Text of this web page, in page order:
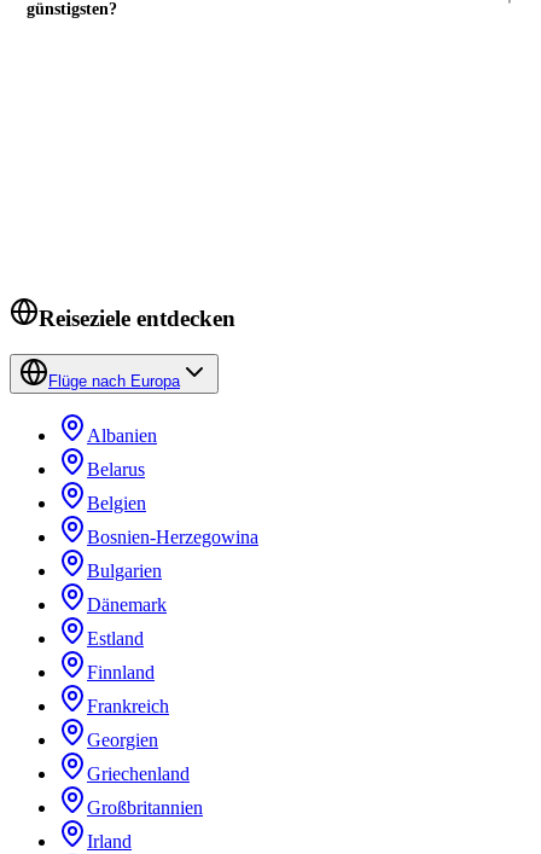
günstigsten?
Reiseziele entdecken
Flüge nach Europa
Albanien
Belarus
Belgien
Bosnien-Herzegowina
Bulgarien
Dänemark
Estland
Finnland
Frankreich
Georgien
Griechenland
Großbritannien
Irland